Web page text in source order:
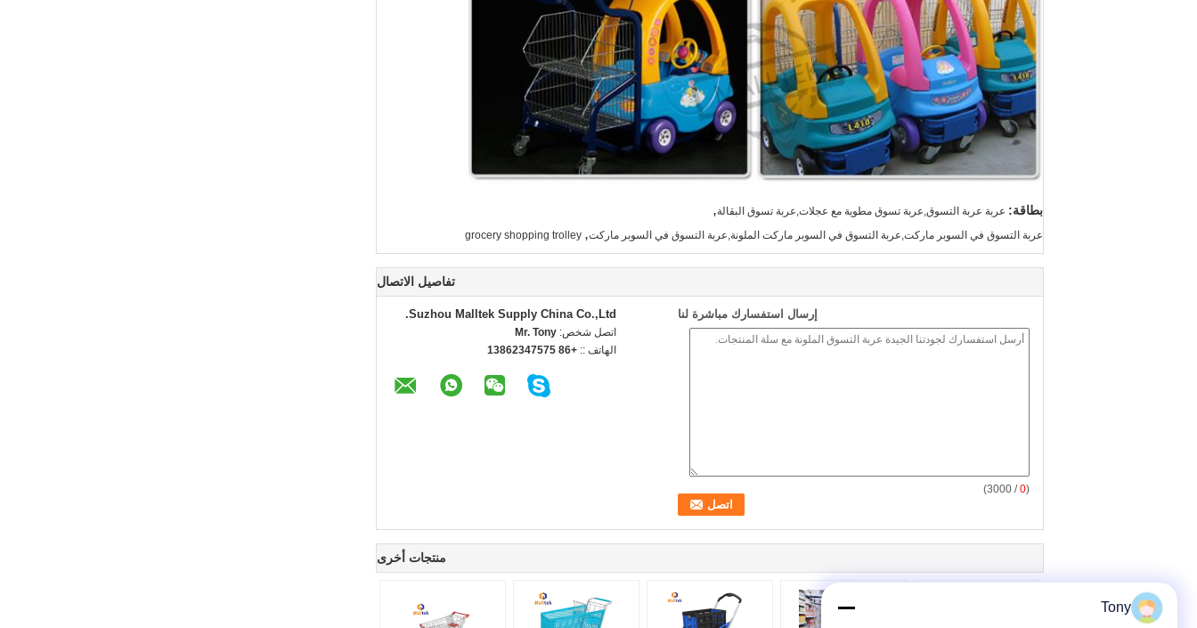
بطاقة: عربة عربة التسوق,عربة تسوق مطوية مع عجلات,عربة تسوق البقالة,
عربة التسوق في السوبر ماركت,عربة التسوق في السوبر ماركت الملونة,عربة التسوق في السوبر ماركت,
grocery shopping trolley
تفاصيل الاتصال
Suzhou Malltek Supply China Co.,Ltd.
اتصل شخص: Mr. Tony
الهاتف :: +86 13862347575
إرسال استفسارك مباشرة لنا
(
0
/ 3000)
منتجات أخرى
Tony